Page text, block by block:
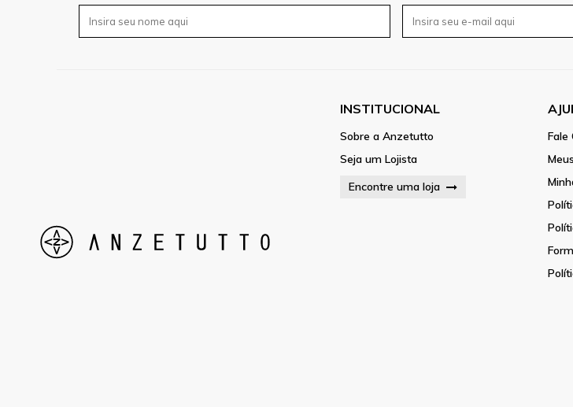
INSTITUCIONAL
Sobre a Anzetutto
Seja um Lojista
Encontre uma loja
Fale